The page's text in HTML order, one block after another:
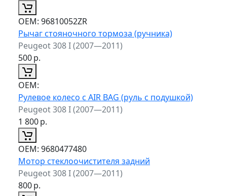
ОЕМ: 96810052ZR
Рычаг стояночного тормоза (ручника)
Peugeot 308 I (2007—2011)
500р.
ОЕМ:
Рулевое колесо с AIR BAG (руль с подушкой)
Peugeot 308 I (2007—2011)
1 800р.
ОЕМ: 9680477480
Мотор стеклоочистителя задний
Peugeot 308 I (2007—2011)
800р.